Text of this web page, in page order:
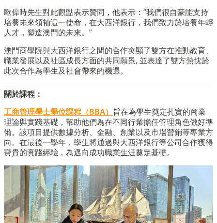
歐偉時先生對此觀點表示贊同，他表示：“我們很自豪能支持
培養未來領袖這一使命，在大西洋銀行，我們致力於培養年輕
人才，塑造澳門的未來。”
澳門商學院與大西洋銀行之間的合作突顯了雙方在推動教育、
職業發展以及社區成長方面的共同願景, 並表達了雙方熱忱於
此次合作為學生及社會帶來的機遇。
關於課程：
工商管理學士學位課程（BBA） 旨在為學生奠定扎實的商業
理論與實踐基礎，幫助他們為在不同行業擔任管理角色做好準
備。該項目提供數據分析、金融、創業以及市場營銷等專業方
向。在最後一學年，學生將通過與大西洋銀行等公司合作獲得
寶貴的實踐經驗，為邁向成功職業生涯奠定基礎。